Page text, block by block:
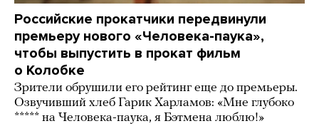
Российские прокатчики передвинули
премьеру нового «Человека-паука»,
чтобы выпустить в прокат фильм
о Колобке
Зрители обрушили его рейтинг еще до премьеры.
Озвучивший хлеб Гарик Харламов: «Мне глубоко
***** на Человека-паука, я Бэтмена люблю!»